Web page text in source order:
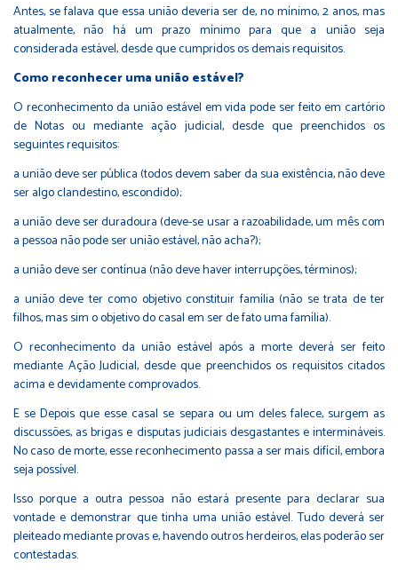
Antes, se falava que essa união deveria ser de, no mínimo, 2 anos, mas
atualmente, não há um prazo mínimo para que a união seja
considerada estável, desde que cumpridos os demais requisitos.
Como reconhecer uma união estável?
O reconhecimento da união estável em vida pode ser feito em cartório
de Notas ou mediante ação judicial, desde que preenchidos os
seguintes requisitos:
a união deve ser pública (todos devem saber da sua existência, não deve
ser algo clandestino, escondido);
a união deve ser duradoura (deve-se usar a razoabilidade, um mês com
a pessoa não pode ser união estável, não acha?);
a união deve ser contínua (não deve haver interrupções, términos);
a união deve ter como objetivo constituir família (não se trata de ter
filhos, mas sim o objetivo do casal em ser de fato uma família).
O reconhecimento da união estável após a morte deverá ser feito
mediante Ação Judicial, desde que preenchidos os requisitos citados
acima e devidamente comprovados.
E se Depois que esse casal se separa ou um deles falece, surgem as
discussões, as brigas e disputas judiciais desgastantes e intermináveis.
No caso de morte, esse reconhecimento passa a ser mais difícil, embora
seja possível.
Isso porque a outra pessoa não estará presente para declarar sua
vontade e demonstrar que tinha uma união estável. Tudo deverá ser
pleiteado mediante provas e, havendo outros herdeiros, elas poderão ser
contestadas.